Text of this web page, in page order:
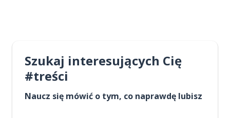
Szukaj interesujących Cię
#treści
Naucz się mówić o tym, co naprawdę lubisz